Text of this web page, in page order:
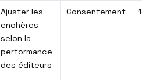
Ajuster les
enchères
selon la
performance
des éditeurs
Consentement